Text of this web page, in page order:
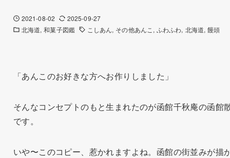
2021-08-02
2025-09-27
北海道 和菓子図鑑 こしあん その他あんこ ふわふわ 北海道 饅頭
「あんこのお好きな方へお作りしました」
そんなコンセプトのもと生まれたのが函館千秋庵の函館
です。
いや〜このコピー、惹かれますよね。函館の街並みが描